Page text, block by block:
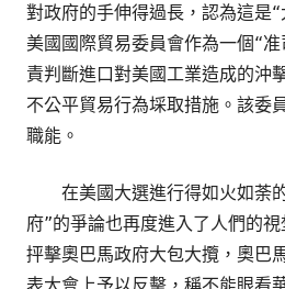
對政府的手伸得過長，認為這是“
美國國際貿易委員會作為一個“
責判斷進口對美國工業造成的沖
不公平貿易行為埰取措施。該委
職能。
在美國大選進行得如火如荼
府”的爭論也再度進入了人們的
抨擊奧巴馬政府大包大攬，奧巴